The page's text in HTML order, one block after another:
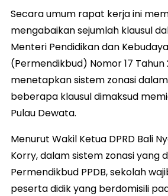
Secara umum rapat kerja ini
mengabaikan sejumlah klausul
Menteri Pendidikan dan
(Permendikbud) Nomor 17 Tahun
menetapkan sistem zonasi dalam
beberapa klausul dimaksud
Pulau Dewata.
Menurut Wakil Ketua DPRD Bali
Korry, dalam sistem zonasi yang
Permendikbud PPDB, sekolah
peserta didik yang berdomisili